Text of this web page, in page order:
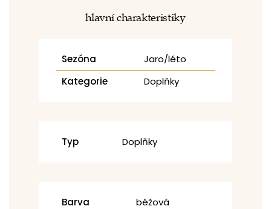
hlavní charakteristiky
Sezóna
Jaro/léto
Kategorie
Doplňky
Typ Doplňky
Barva béžová